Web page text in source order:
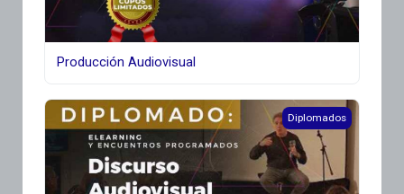
Producción Audiovisual
Discurso audiovisual Diplomados